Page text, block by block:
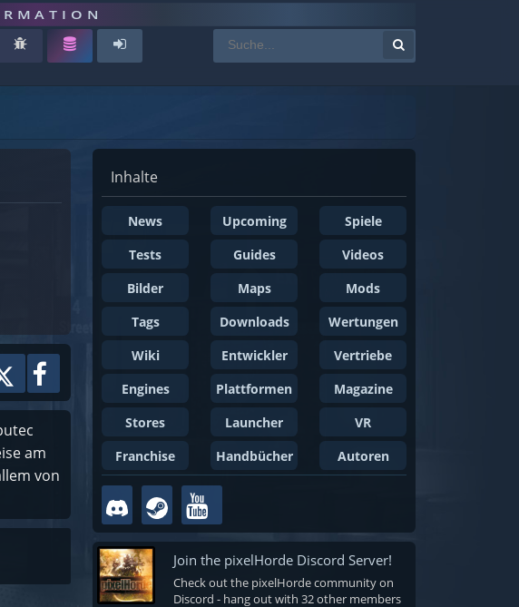
am
von
Inhalte
News Upcoming
Spiele
Tests
Guides
Videos
Bilder
Maps
Mods
Tags
Downloads
Wertungen
Wiki
Entwickler
Vertriebe
Engines
Plattformen
Magazine
Stores
Launcher
VR
Franchise
Handbücher Autoren
Join the pixelHorde Discord Server!
Check out the pixelHorde community on
Discord - hang out with 32 other members